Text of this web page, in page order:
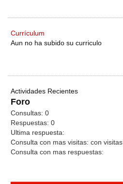
Currículum
Aun no ha subido su curriculo
Actividades Recientes
Foro
Consultas: 0
Respuestas: 0
Ultima respuesta:
Consulta con mas visitas: con visitas
Consulta con mas respuestas: